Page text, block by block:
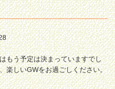
もう予定は決まっていますでし
楽しいGWをお過ごしください。